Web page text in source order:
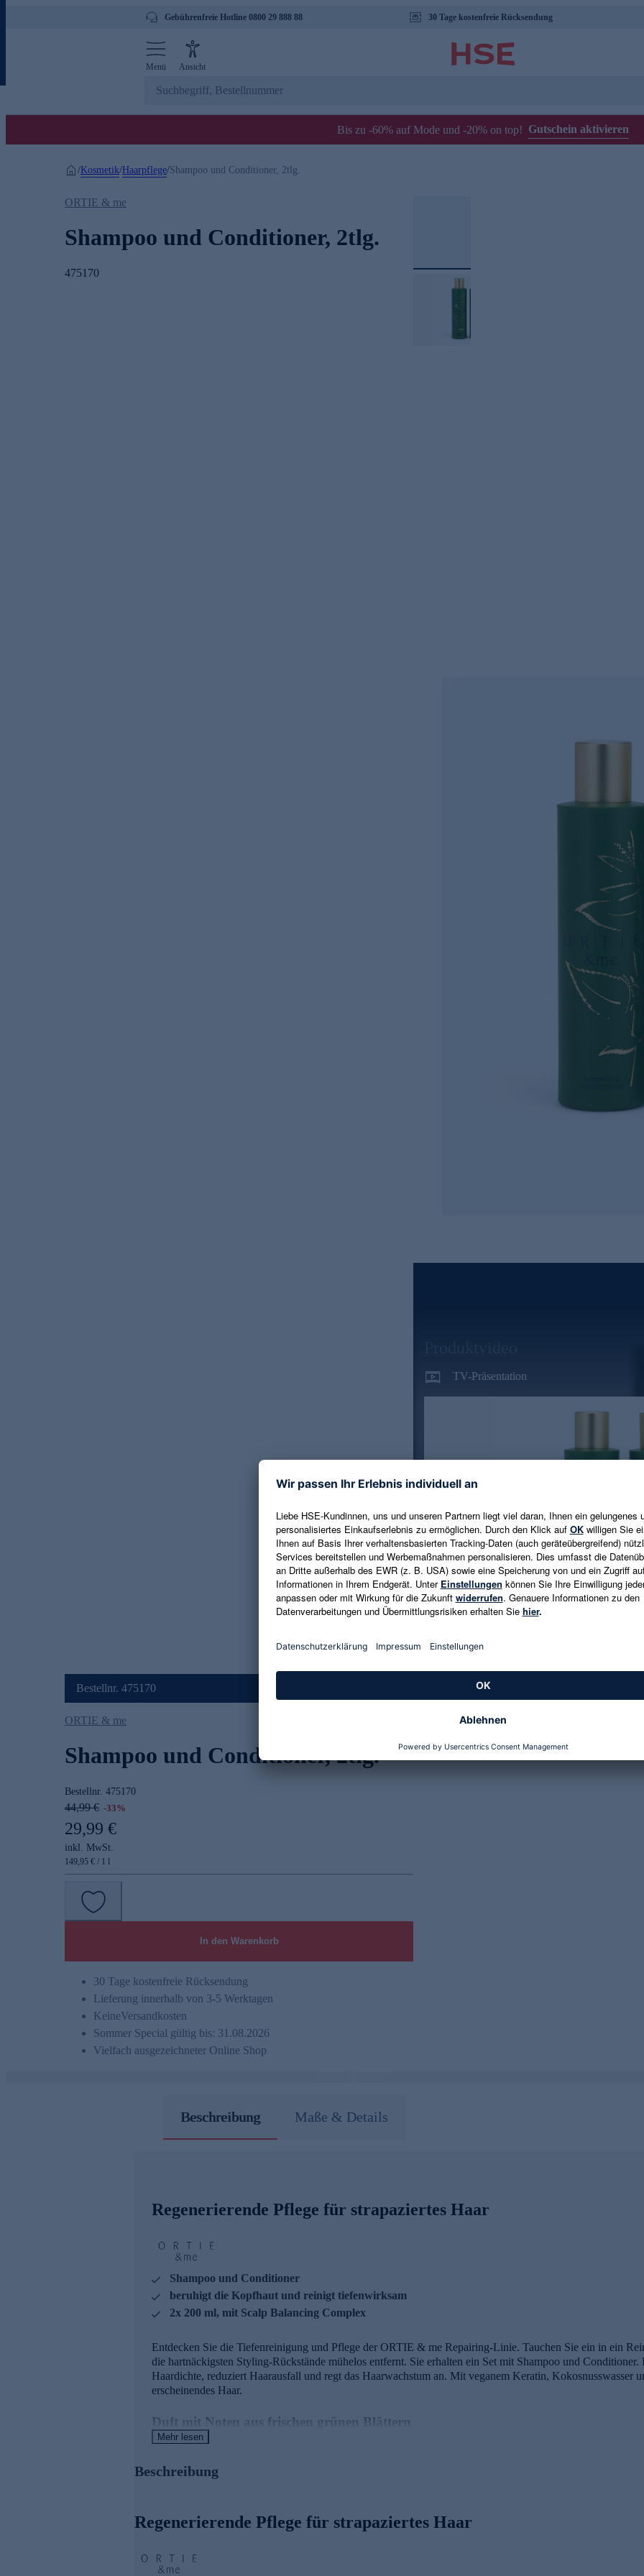
Gebührenfreie Hotline 0800 29 888 88 30 Tage kostenfreie Rücksendung
Menü Ansicht
Bis zu -60% auf Mode und -20% on top! Gutschein aktivieren
/Kosmetik/Haarpflege/Shampoo und Conditioner, 2tlg.
ORTIE & me
Shampoo und Conditioner, 2tlg.
475170
TV-Präsentation
Bestellnr. 475170
ORTIE & me
Shampoo und Conditioner, 2tlg.
Bestellnr. 475170
44,99 € -33%
29,99 €
inkl. MwSt.
149,95 € / 1 l
In den Warenkorb
30 Tage kostenfreie Rücksendung
Lieferung innerhalb von 3-5 Werktagen
KeineVersandkosten
Sommer Special gültig bis: 31.08.2026
Vielfach ausgezeichneter Online Shop
Beschreibung Maße & Details
Regenerierende Pflege für strapaziertes Haar
Shampoo und Conditioner
beruhigt die Kopfhaut und reinigt tiefenwirksam
2x 200 ml, mit Scalp Balancing Complex
Entdecken Sie die Tiefenreinigung und Pflege der ORTIE & me Repairing-Linie. Tauchen Sie ein in ein
die hartnäckigsten Styling-Rückstände mühelos entfernt. Sie erhalten ein Set mit Shampoo und
Haardichte, reduziert Haarausfall und regt das Haarwachstum an. Mit veganem Keratin, Kokosnusswasser
erscheinendes Haar.
Duft mit Noten aus frischen grünen Blättern
Unser Signature-Duft, eine harmonische Symphonie aus erlesenem Zedernholz und sinnlichem Moschus,
einzigartigen Duftes liegt der belebende Akkord von Tee, der Frische und Vitalität verströmt. Die Kopfnote
Die Hauptinhaltsstoffe im Überblick
Kopfhaut in Balance und unterstützt das Haarwachstum optimal.
Mehr lesen
Beschreibung
Regenerierende Pflege für strapaziertes Haar